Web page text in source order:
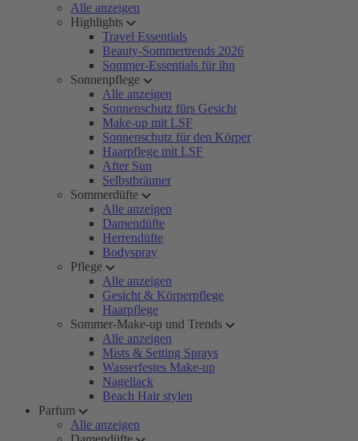
Alle anzeigen
Highlights
Travel Essentials
Beauty-Sommertrends 2026
Sommer-Essentials für ihn
Sonnenpflege
Alle anzeigen
Sonnenschutz fürs Gesicht
Make-up mit LSF
Sonnenschutz für den Körper
Haarpflege mit LSF
After Sun
Selbstbräuner
Sommerdüfte
Alle anzeigen
Damendüfte
Herrendüfte
Bodyspray
Pflege
Alle anzeigen
Gesicht & Körperpflege
Haarpflege
Sommer-Make-up und Trends
Alle anzeigen
Mists & Setting Sprays
Wasserfestes Make-up
Nagellack
Beach Hair stylen
Parfum
Alle anzeigen